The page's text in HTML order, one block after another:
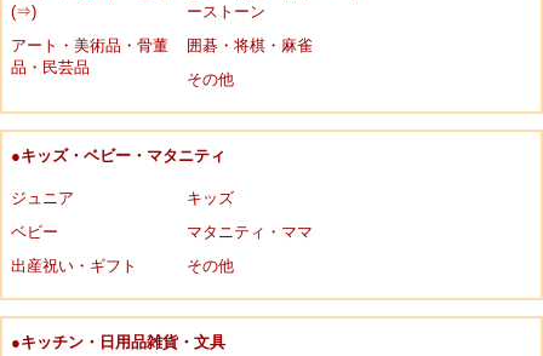
(⇒)
ーストーン
アート・美術品・骨董
品・民芸品
囲碁・将棋・麻雀
その他
●キッズ・ベビー・マタニティ
ジュニア
キッズ
ベビー
マタニティ・ママ
出産祝い・ギフト
その他
●キッチン・日用品雑貨・文具